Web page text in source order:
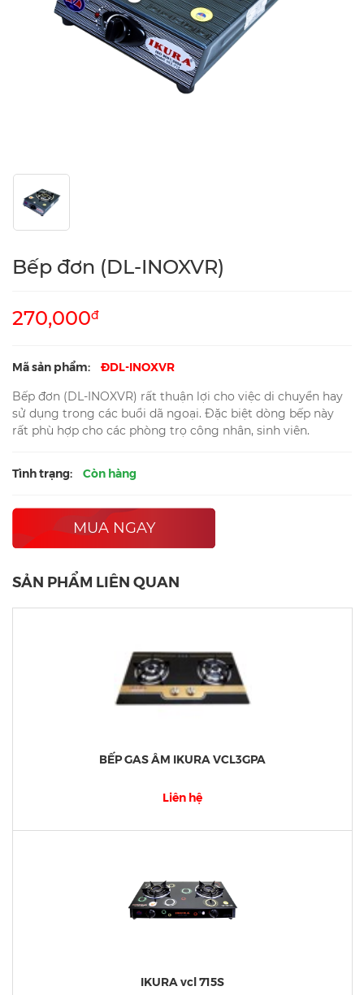
Bếp đơn (DL-INOXVR)
270,000đ
Mã sản phẩm: ĐDL-INOXVR
Bếp đơn (DL-INOXVR) rất thuận lợi cho việc di chuyển hay
sử dụng trong các buổi dã ngoại. Đặc biệt dòng bếp này
rất phù hợp cho các phòng trọ công nhân, sinh viên.
Tình trạng: Còn hàng
MUA NGAY
SẢN PHẨM LIÊN QUAN
BẾP GAS ÂM IKURA VCL3GPA
Liên hệ
IKURA vcl 715S